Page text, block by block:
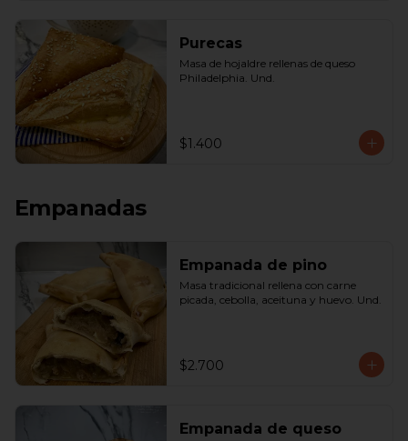
Purecas
Masa de hojaldre rellenas de queso
Philadelphia. Und.
$1.400
Empanadas
Empanada de pino
Masa tradicional rellena con carne
picada, cebolla, aceituna y huevo. Und.
$2.700
Empanada de queso